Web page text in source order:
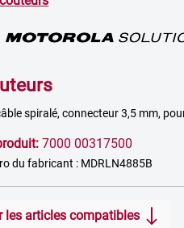
spiralé, connecteur 3,5 mm,
7000 00317500
du fabricant : MDRLN4885B
les articles compatibles